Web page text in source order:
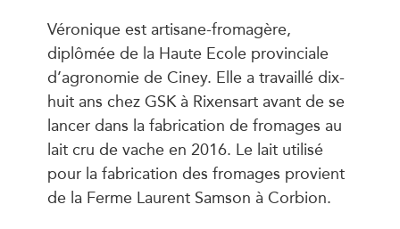
Véronique est artisane-fromagère,
diplômée de la Haute Ecole provinciale
d’agronomie de Ciney. Elle a travaillé dix-
huit ans chez GSK à Rixensart avant de se
lancer dans la fabrication de fromages au
lait cru de vache en 2016. Le lait utilisé
pour la fabrication des fromages provient
de la Ferme Laurent Samson à Corbion.